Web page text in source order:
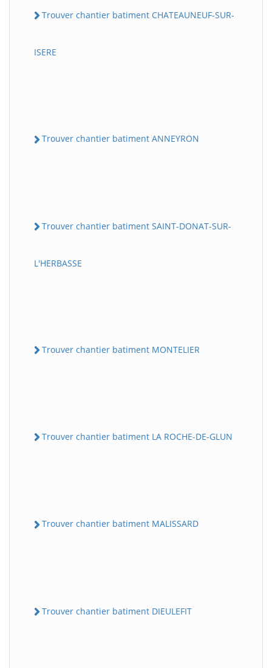
Trouver chantier batiment CHATEAUNEUF-SUR-
ISERE
Trouver chantier batiment ANNEYRON
Trouver chantier batiment SAINT-DONAT-SUR-
L'HERBASSE
Trouver chantier batiment MONTELIER
Trouver chantier batiment LA ROCHE-DE-GLUN
Trouver chantier batiment MALISSARD
Trouver chantier batiment DIEULEFIT